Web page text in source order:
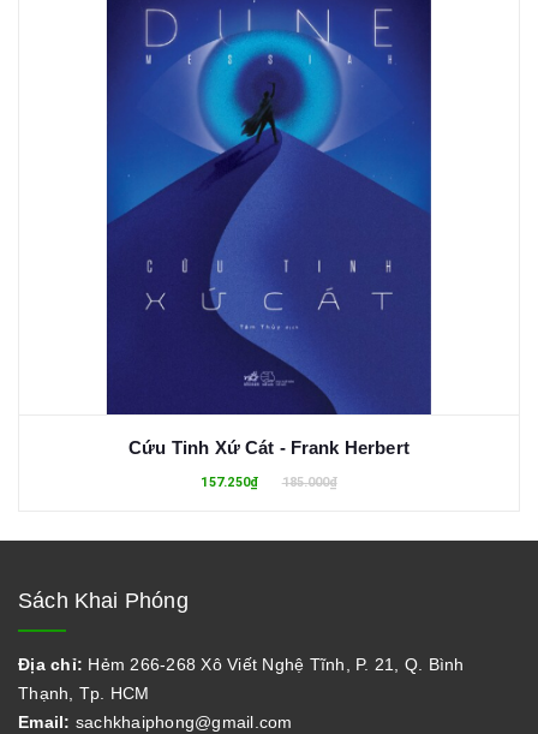
Cứu Tinh Xứ Cát - Frank Herbert
157.250₫ 185.000₫
Sách Khai Phóng
Địa chỉ: Hẻm 266-268 Xô Viết Nghệ Tĩnh, P. 21, Q. Bình
Thạnh, Tp. HCM
Email: sachkhaiphong@gmail.com